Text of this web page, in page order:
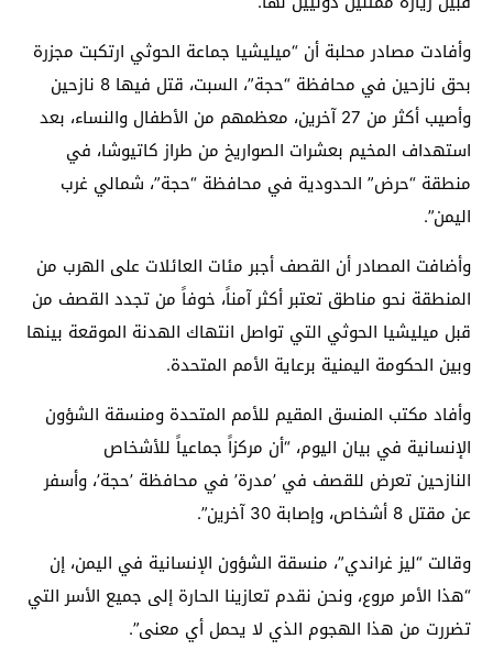
وأفادت مصادر محلبة أن “ميليشيا جماعة الحوثي ارتكبت مجزرة
بحق نازحين في محافظة “حجة”، السبت، قتل فيها 8 نازحين
وأصيب أكثر من 27 آخرين، معظمهم من الأطفال والنساء، بعد
استهداف المخيم بعشرات الصواريخ من طراز كاتيوشا، في
منطقة “حرض” الحدودية في محافظة “حجة”، شمالي غرب
اليمن”.
وأضافت المصادر أن القصف أجبر مئات العائلات على الهرب من
المنطقة نحو مناطق تعتبر أكثر آمناً، خوفاً من تجدد القصف من
قبل ميليشيا الحوثي التي تواصل انتهاك الهدنة الموقعة بينها
وبين الحكومة اليمنية برعاية الأمم المتحدة.
وأفاد مكتب المنسق المقيم للأمم المتحدة ومنسقة الشؤون
الإنسانية في بيان اليوم، “أن مركزاً جماعياً للأشخاص
النازحين تعرض للقصف في ’مدرة’ في محافظة ’حجة’، وأسفر
عن مقتل 8 أشخاص، وإصابة 30 آخرين”.
وقالت “ليز غراندي”، منسقة الشؤون الإنسانية في اليمن، إن
“هذا الأمر مروع، ونحن نقدم تعازينا الحارة إلى جميع الأسر التي
تضررت من هذا الهجوم الذي لا يحمل أي معنى”.